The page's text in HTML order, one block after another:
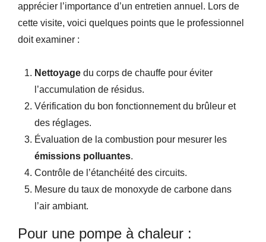
apprécier l’importance d’un entretien annuel. Lors de
cette visite, voici quelques points que le professionnel
doit examiner :
Nettoyage du corps de chauffe pour éviter
l’accumulation de résidus.
Vérification du bon fonctionnement du brûleur et
des réglages.
Évaluation de la combustion pour mesurer les
émissions polluantes.
Contrôle de l’étanchéité des circuits.
Mesure du taux de monoxyde de carbone dans
l’air ambiant.
Pour une pompe à chaleur :